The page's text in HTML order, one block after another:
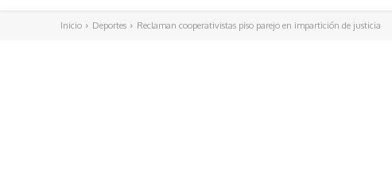
Inicio Deportes Reclaman cooperativistas piso parejo en impartición de justicia